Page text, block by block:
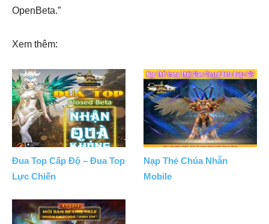
OpenBeta.”
Xem thêm:
Đua Top Cấp Độ – Đua Top
Lực Chiến
Nạp Thẻ Chúa Nhẫn
Mobile